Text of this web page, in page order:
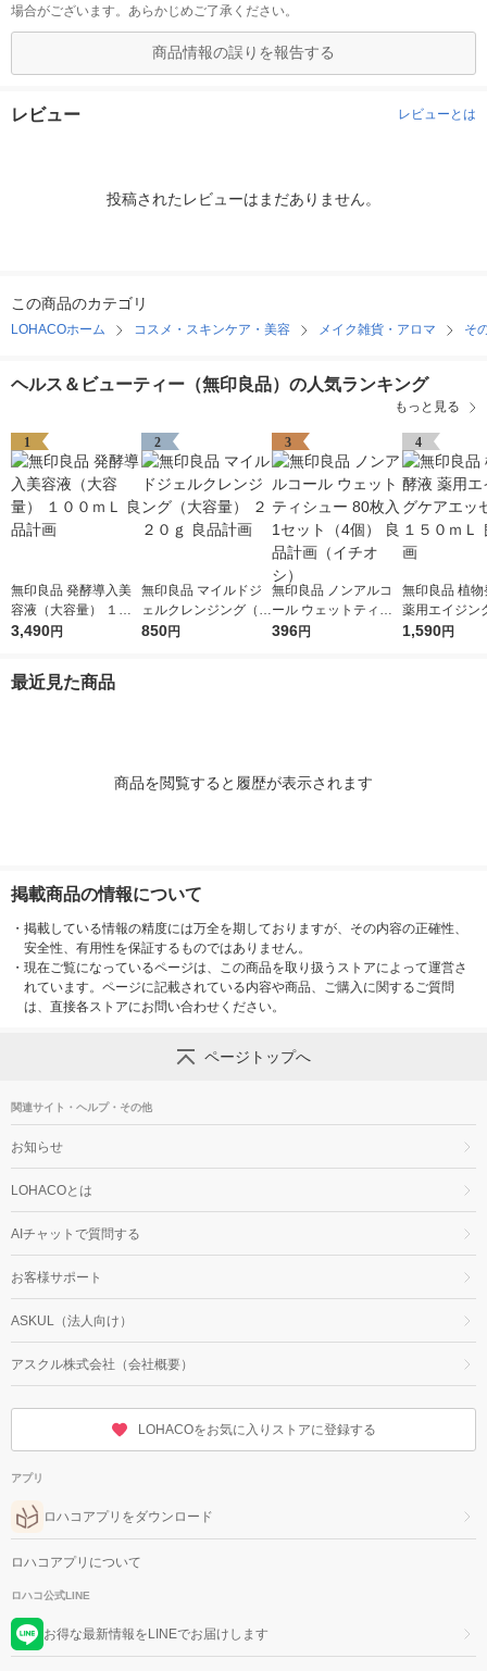
場合がございます。あらかじめご了承ください。
商品情報の誤りを報告する
レビュー レビューとは
投稿されたレビューはまだありません。
この商品のカテゴリ
LOHACOホーム コスメ・スキンケア・美容 メイク雑貨・アロマ そ
ヘルス＆ビューティー（無印良品）の人気ランキング
もっと見る
1
無印良品 発酵導入美
容液（大容量） １０
０ｍＬ 良品計画
3,490円
2
無印良品 マイルドジ
ェルクレンジング（大
容量） ２２０ｇ 良品
850円
3
無印良品 ノンアルコ
ール ウェットティシ
ュー 80枚入 1セット
396円
4
無印良品 植物
薬用エイジン
ッセンス １
1,590円
最近見た商品
商品を閲覧すると履歴が表示されます
掲載商品の情報について
・ 掲載している情報の精度には万全を期しておりますが、その内容の正確性、
安全性、有用性を保証するものではありません。
・ 現在ご覧になっているページは、この商品を取り扱うストアによって運営さ
れています。ページに記載されている内容や商品、ご購入に関するご質問
は、直接各ストアにお問い合わせください。
ページトップへ
関連サイト・ヘルプ・その他
お知らせ
LOHACOとは
AIチャットで質問する
お客様サポート
ASKUL（法人向け）
アスクル株式会社（会社概要）
LOHACOをお気に入りストアに登録する
アプリ
ロハコアプリをダウンロード
ロハコアプリについて
ロハコ公式LINE
お得な最新情報をLINEでお届けします